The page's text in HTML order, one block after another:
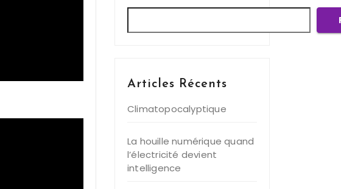
Articles Récents
Climatopocalyptique
La houille numérique quand
l’électricité devient
intelligence